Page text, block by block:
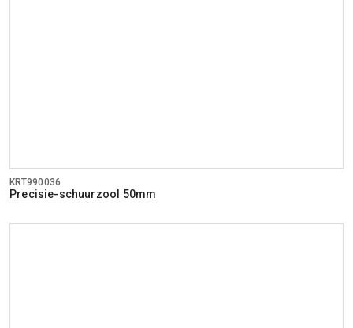
KRT990036
Precisie-schuurzool 50mm